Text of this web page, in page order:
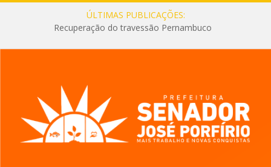
ÚLTIMAS PUBLICAÇÕES:
Recuperação do travessão Pernambuco